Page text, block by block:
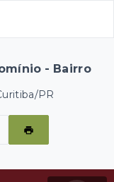
- Bairro
PR